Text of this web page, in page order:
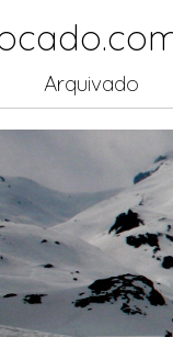
Arquivado